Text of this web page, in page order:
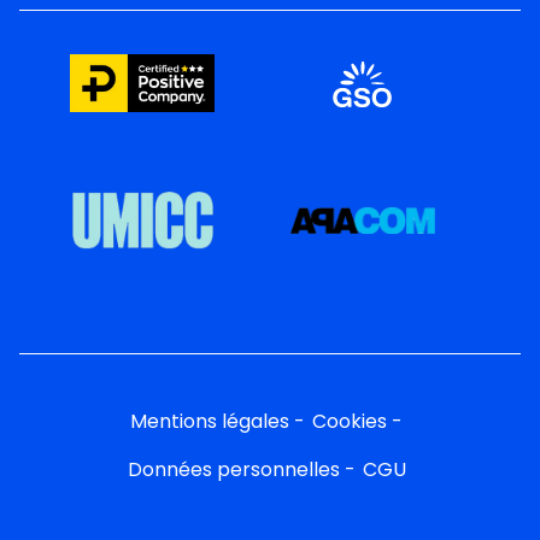
Mentions légales
Cookies
Données personnelles
CGU